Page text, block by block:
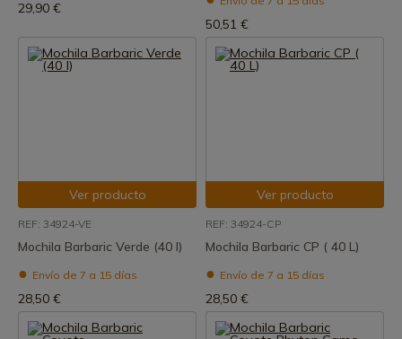
29,90 €
50,51 €
Ver producto
REF: 34924-VE
Mochila Barbaric Verde (40 l)
Envío de 7 a 15 días
28,50 €
Ver producto
REF: 34924-CP
Mochila Barbaric CP ( 40 L)
Envío de 7 a 15 días
28,50 €